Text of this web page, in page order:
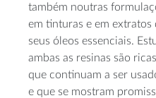
também noutras
em tinturas e em
seus óleos essenciais.
ambas as resinas são
que continuam a ser
e que se mostram